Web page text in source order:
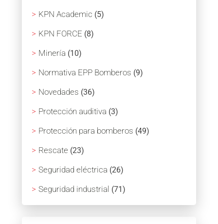
KPN Academic (5)
KPN FORCE (8)
Minería (10)
Normativa EPP Bomberos (9)
Novedades (36)
Protección auditiva (3)
Protección para bomberos (49)
Rescate (23)
Seguridad eléctrica (26)
Seguridad industrial (71)